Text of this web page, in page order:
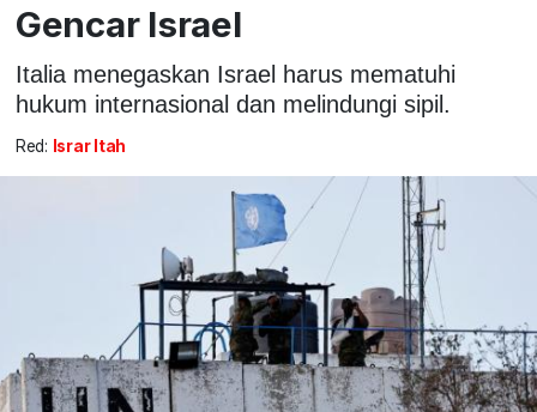
Gencar Israel
Italia menegaskan Israel harus mematuhi
hukum internasional dan melindungi sipil.
Red: Israr Itah